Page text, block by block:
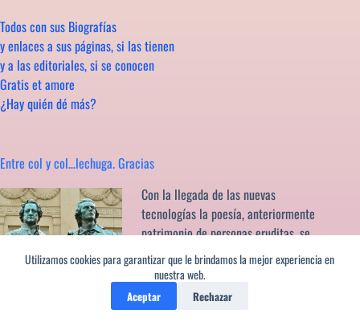
Utilizamos cookies para garantizar que le brindamos la mejor experiencia en
nuestra web.
Aceptar Rechazar
Todos con sus Biografías
y enlaces a sus páginas, si las tienen
y a las editoriales, si se conocen
Gratis et amore
¿Hay quién dé más?
Entre col y col…lechuga. Gracias
Con la llegada de las nuevas
tecnologías la poesía, anteriormente
patrimonio de personas eruditas, se
ha democratizado y convertido en un
fenómeno de masas al alcance de
cualquiera. Hoy los poemas lo inundan todo. Es cierto, no se
venden libros pero esto no debe inducirnos a pensar que no se lee.